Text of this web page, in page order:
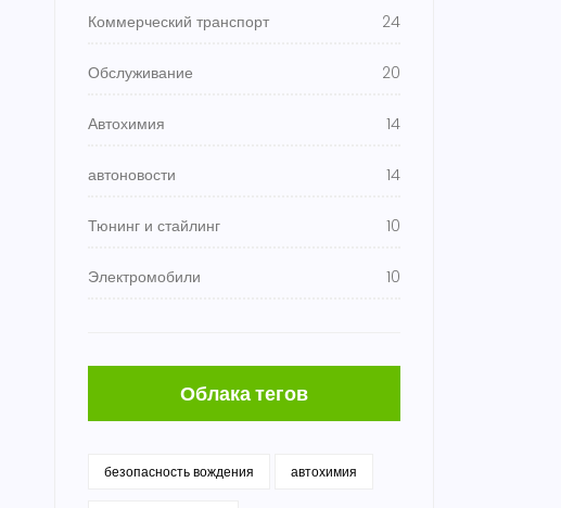
Коммерческий транспорт 24
Обслуживание 20
Автохимия 14
автоновости 14
Тюнинг и стайлинг 10
Электромобили 10
Облака тегов
безопасность вождения автохимия